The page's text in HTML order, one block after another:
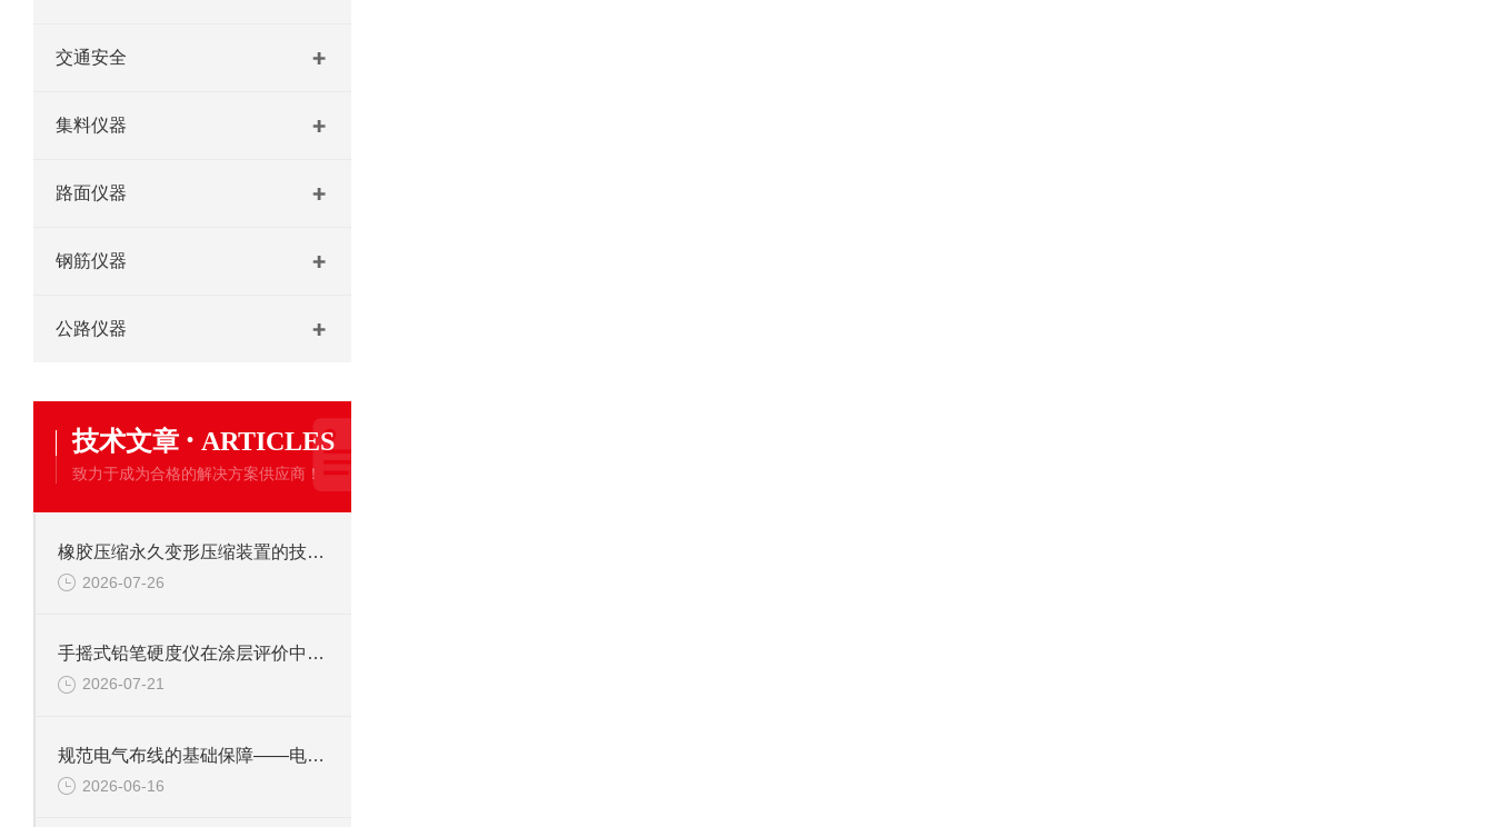
交通安全
集料仪器
路面仪器
钢筋仪器
公路仪器
技术文章 · ARTICLES
致力于成为合格的解决方案供应商！
橡胶压缩永久变形压缩装置的技术原理与场景实践
2026-07-26
手摇式铅笔硬度仪在涂层评价中的力学美学与实操逻辑
2026-07-21
规范电气布线的基础保障——电工套管弯曲固定装置的施工标准化应用
2026-06-16